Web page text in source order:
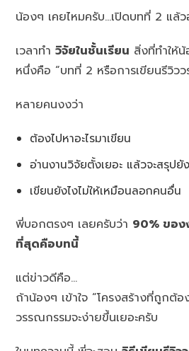
น้องๆ เคยไหมครับ…เปิดบทที่ 2 แล้
เวลาทำวิจัยในชั้นเรียน สิ่งที่ทำให้
หนึ่งคือ “บทที่ 2 หรือการเขียนรีวิว
หลายคนงงว่า
ต้องไปหาอะไรมาเขียน
อ่านงานวิจัยตั้งเยอะ แล้วจะสรุปยั
เขียนยังไงไม่ให้เหมือนลอกคนอื่น
พี่บอกตรงๆ เลยครับว่า 90% ของ
ที่สุดคือบทนี้
แต่ข่าวดีคือ…
ถ้าน้องๆ เข้าใจ “โครงสร้างที่ถูกต้อ
วรรณกรรมจะง่ายขึ้นเยอะครับ